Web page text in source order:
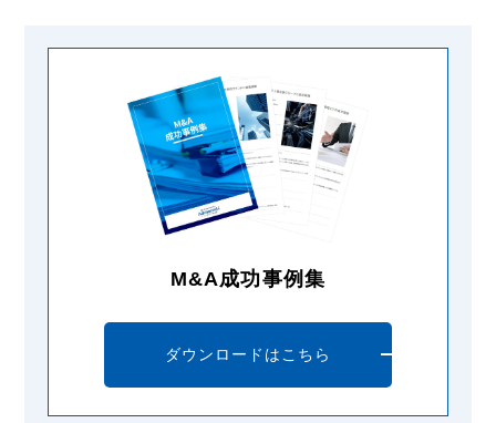
M&A成功事例集
ダウンロードはこちら